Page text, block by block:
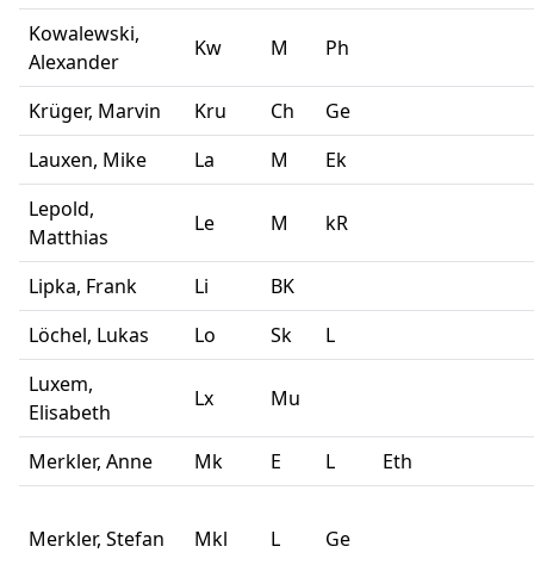
Kowalewski,
Alexander
Kw M Ph
Krüger, Marvin Kru Ch Ge
Lauxen, Mike
La M Ek
Lepold,
Matthias
Le M kR
Lipka, Frank Li BK
Löchel, Lukas
Lo Sk L
Luxem,
Elisabeth
Lx Mu
Merkler, Anne Mk E L Eth
Merkler, Stefan Mkl L Ge